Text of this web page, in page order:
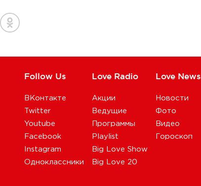
Follow Us
ВКонтакте
Twitter
Youtube
Facebook
Instagram
Одноклассники
Love Radio
Акции
Ведущие
Программы
Playlist
Big Love Show
Big Love 20
Love News
Новости
Фото
Видео
Гороскоп